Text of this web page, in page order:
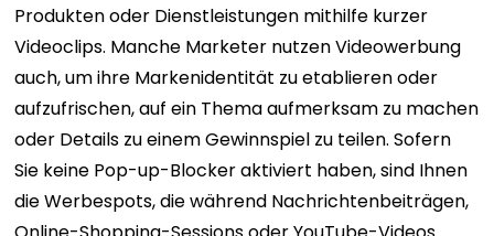
Produkten oder Dienstleistungen mithilfe kurzer
Videoclips. Manche Marketer nutzen Videowerbung
auch, um ihre Markenidentität zu etablieren oder
aufzufrischen, auf ein Thema aufmerksam zu machen
oder Details zu einem Gewinnspiel zu teilen. Sofern
Sie keine Pop-up-Blocker aktiviert haben, sind Ihnen
die Werbespots, die während Nachrichtenbeiträgen,